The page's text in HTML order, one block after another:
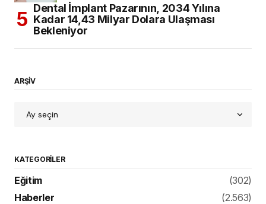
Dental İmplant Pazarının, 2034 Yılına
Kadar 14,43 Milyar Dolara Ulaşması
Bekleniyor
ARŞİV
KATEGORILER
Eğitim
(302)
Haberler
(2.563)